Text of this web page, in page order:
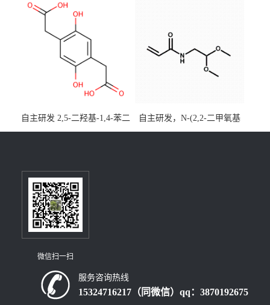
[3,2,1-de]蒽CAS号2648896-
装，实验室现货直发
自主研发 2,5-二羟基-1,4-苯二
乙酸CAS号5488-16-4；公斤
百公斤级可供应
自主研发，N-(2,2-二甲氧基
乙基)丙烯酰胺CAS号49707-
微信扫一扫
服务咨询热线
15324716217（同微信）qq：3870192675